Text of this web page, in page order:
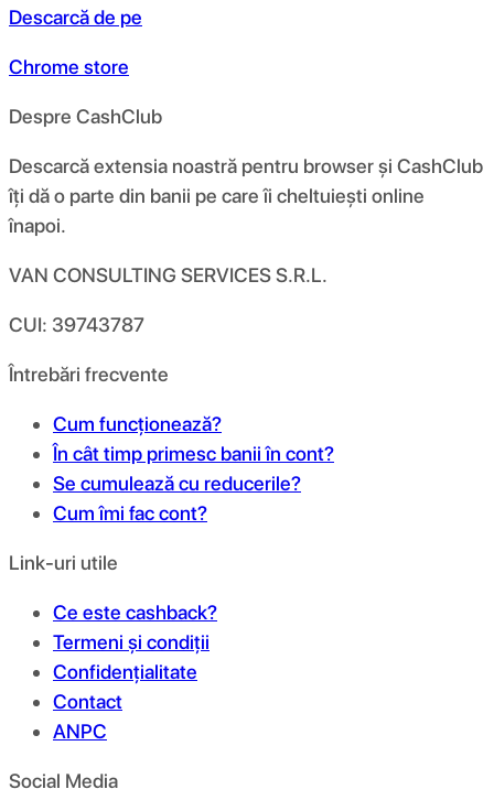
Descarcă de pe
Chrome store
Despre CashClub
Descarcă extensia noastră pentru browser și CashClub
îți dă o parte din banii pe care îi cheltuiești online
înapoi.
VAN CONSULTING SERVICES S.R.L.
CUI: 39743787
Întrebări frecvente
Cum funcționează?
În cât timp primesc banii în cont?
Se cumulează cu reducerile?
Cum îmi fac cont?
Link-uri utile
Ce este cashback?
Termeni și condiții
Confidențialitate
Contact
ANPC
Social Media